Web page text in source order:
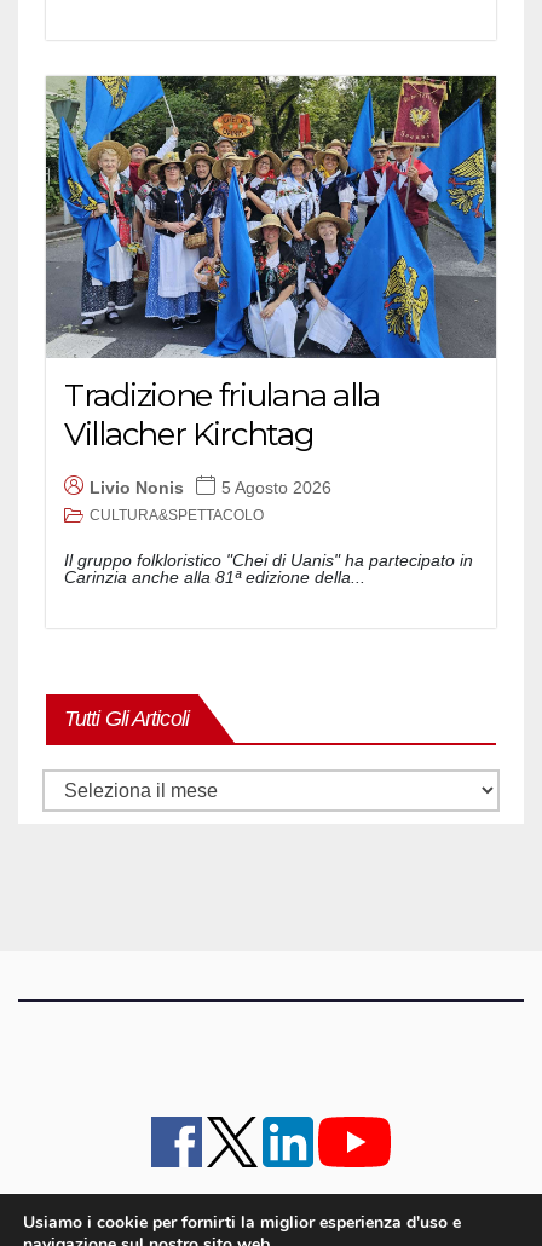
Tradizione friulana alla
Villacher Kirchtag
Livio Nonis 5 Agosto 2026
CULTURA&SPETTACOLO
Il gruppo folkloristico "Chei di Uanis" ha partecipato in
Carinzia anche alla 81ª edizione della...
Tutti Gli Articoli
Tutti
Usiamo i cookie per fornirti la miglior esperienza d'uso e